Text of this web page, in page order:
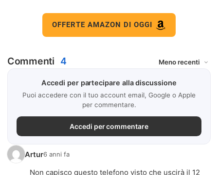
OFFERTE AMAZON DI OGGI
Commenti 4
Accedi per partecipare alla discussione
Puoi accedere con il tuo account email, Google o Apple
per commentare.
Accedi per commentare
Artur6 anni fa
Non capisco questo telefono visto che uscirà il 12